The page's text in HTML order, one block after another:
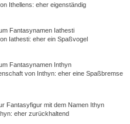
Ithellens: eher eigenständig
Fantasynamen Iathesti
Iathesti: eher ein Spaßvogel
Fantasynamen Inthyn
von Inthyn: eher eine Spaßbremse
Fantasyfigur mit dem Namen Ithyn
eher zurückhaltend